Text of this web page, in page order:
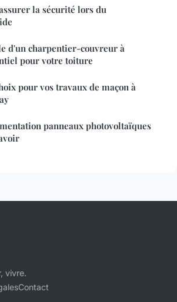
la sécurité lors du
d'un charpentier-couvreur à
pour votre toiture
pour vos travaux de maçon à
panneaux photovoltaïques
vivre.
Contact